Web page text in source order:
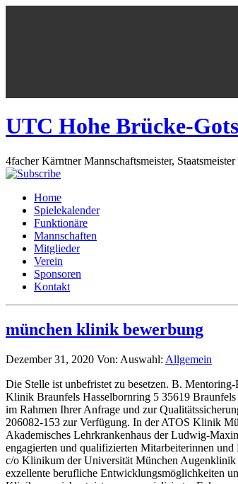
UTC Hohe Brücke-
4facher Kärntner Mannschaftsmeister,
Home
Spielekalender
Funktionäre
Mannschaften
Mitglieder
Verein
Sponsoren
Kontakt
münchen klinik bewerbung
Dezember 31, 2020 Von: Auswahl: Allgemein
Die Stelle ist unbefristet zu besetzen. B. Mentoring-Programm für Ärztinnen, Boys‘ Day, ▶ Flexible Arbeitszeitmodelle▶ Wiedereinsteigerprogramm. Praxis in der ATOS Klinik München. ATOS Orthopädische Klinik Braunfels Hasselbornring 5 35619 Braunfels +49 6442 939-0 +49 6442 939-182. personal-okb[at]atos.de. Bewerbungsverfahren. Wir freuen uns über Ihre Bewerbung. Die Daten werden ausschließlich im Rahmen Ihrer Anfrage und zur Qualitätssicherung sowie für die Dauer der Bewerbung verarbeitet und nicht für weitere Zwecke aufbewahrt. Für telefonische Vorabinformationen stehen wir Ihnen unter 089 206082-153 zur Verfügung. In der ATOS Klinik München gibt es eine selbstständige Abteilung für Physiotherapie. Passende Stelle finden Corona: Daten & Sicherheit ... Helios Klinik München Perlach Akademisches Lehrkrankenhaus der Ludwig-Maximilians-Universität München. MFA als Teamassistent*in (w|m|d) für die Klinik für Psychosomatische Medizin und Psychotherapie. Das LMU Klinikum bietet engagierten und qualifizierten Mitarbeiterinnen und Mitarbeitern attraktive berufliche Perspektiven. Bitte richten Sie Ihre Bewerbung an folgende Anschrift: Staatliche Berufsfachschule für Orthoptik München c/o Klinikum der Universität München Augenklinik z. Hd. Wir sind ebenso Teil der studentischen Ausbildung und bilden Fachärzte vieler Fachrichtungen aus. Darüber hinaus bieten wir unseren Mitarbeitern exzellente berufliche Entwicklungsmöglichkeiten und Fortbildungen. Karriere in der Schön Klinik München Harlaching Schön Klinik München Harlaching . Chancen für Ihre berufliche Zukunft. Was die Schön Klinik auszeichnet, ist unser spezialisierter Fokus, mit dem wir auf Ihre individuellen Bedürfnisse eingehen. Bitte halten Sie Ihre Bewerber- oder Antragsnummer bereit, falls vorhanden. Die München Klinik ist eine gemeinnützige Organisation und der offizielle Gesundheitsversorger der Stadt München. Unsere Kontaktdaten - So erreichst Du uns. Mit den Kliniken in Bogenhausen, Harlaching, Neuperlach, Schwabing und Thalkirchner Straße bietet die München Klinik eine umfassende Versorgung auf höchstem medizinischem und pflegerischem Niveau. --------------. OCM Gemeinschaftspraxis / OCM Klinik Verena Barwig, Geschäftsführerin Steinerstr. Tel +49.89.289.24571 Fax +49.89.289.24572. Auch dann gelten Personenbezeichnungen gleichwohl für beiderlei Geschlecht. Die Pflichteinsätze sind in folgenden Fachgebieten: Viszeralchirurgie,